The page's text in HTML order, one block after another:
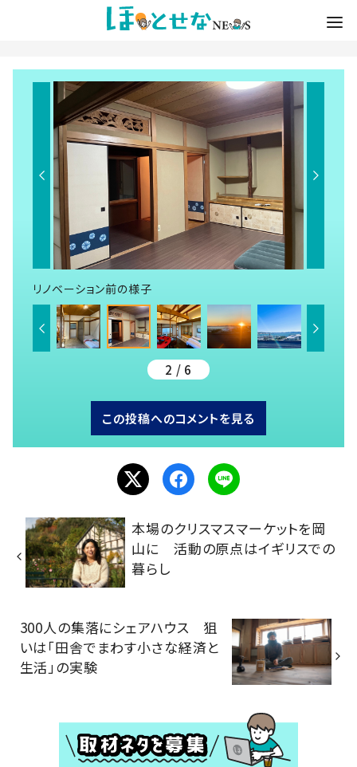
リノベーション前の様子
2 / 6
この投稿へのコメントを見る
本場のクリスマスマーケットを岡
山に 活動の原点はイギリスでの
暮らし
300人の集落にシェアハウス 狙
いは「田舎でまわす小さな経済と
生活」の実験